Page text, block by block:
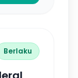
Berlaku